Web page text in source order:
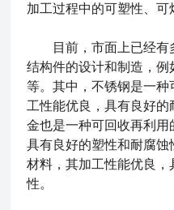
加工过程中的可塑性、可
目前，市面上已经有
结构件的设计和制造，
等。其中，不锈钢是一
工性能优良，具有良好
金也是一种可回收再利用
具有良好的塑性和耐腐
材料，其加工性能优良
性。